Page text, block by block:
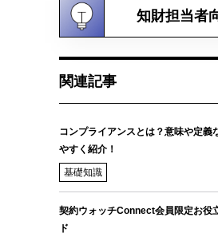
知財担当者
関連記事
コンプライアンスとは？意味や定義
やすく紹介！
基礎知識
契約ウォッチConnect会員限定お役
ド